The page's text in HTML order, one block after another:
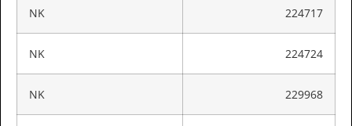
NK 224717
NK 224724
NK 229968